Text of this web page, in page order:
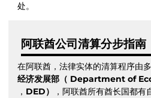
处。
阿联酋公司清算分步指南
在阿联酋，法律实体的清算程序由
经济发展部（ Department of
， DED）
，阿联酋所有酋长国都